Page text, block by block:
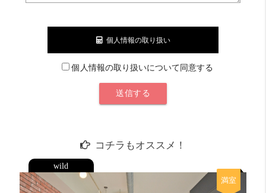
個人情報の取り扱い
個人情報の取り扱いについて同意する
コチラもオススメ！
wild
満室